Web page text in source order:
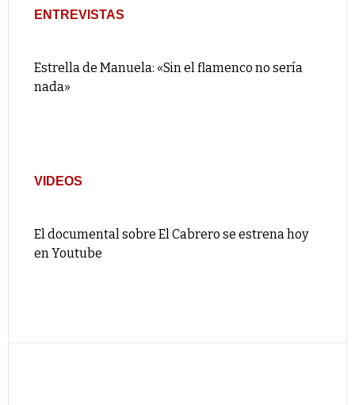
ENTREVISTAS
Estrella de Manuela: «Sin el flamenco no sería
nada»
VIDEOS
El documental sobre El Cabrero se estrena hoy
en Youtube